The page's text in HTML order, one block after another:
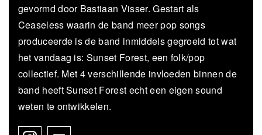
gevormd door Bastiaan Visser. Gestart als
Ceaseless waarin de band meer pop songs
produceerde is de band inmiddels gegroeid tot wat
het vandaag is: Sunset Forest, een folk/pop
collectief. Met 4 verschillende invloeden binnen de
band heeft Sunset Forest echt een eigen sound
weten te ontwikkelen.